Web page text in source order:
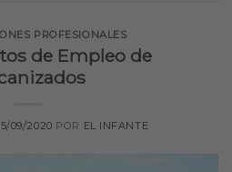
PROFESIONALES
de Empleo de
09/2020 POR EL INFANTE